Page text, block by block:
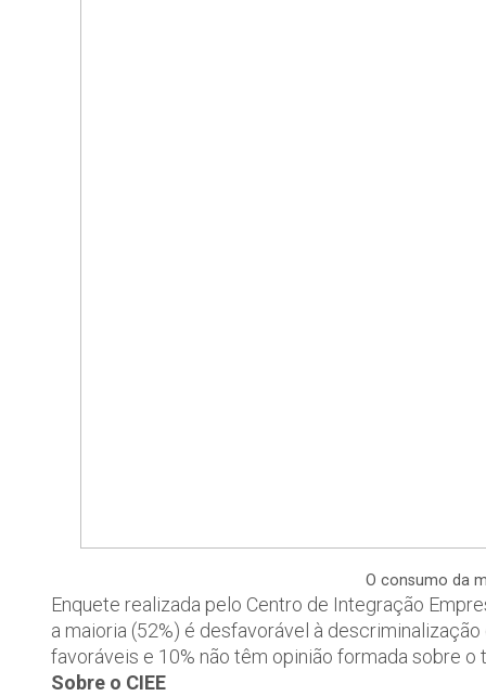
O consumo da
Enquete realizada pelo Centro de Integração
a maioria (52%) é desfavorável à
favoráveis e 10% não têm opinião formada sobre o
Sobre o CIEE